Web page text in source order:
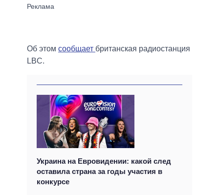
Об этом сообщает британская радиостанция
LBC.
Украина на Евровидении: какой след
оставила страна за годы участия в
конкурсе